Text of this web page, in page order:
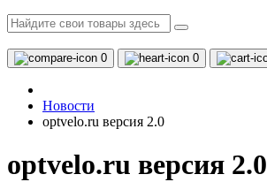
0 0
Новости
optvelo.ru версия 2.0
optvelo.ru версия 2.0